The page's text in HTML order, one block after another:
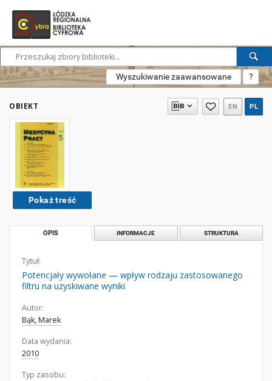
Wyszukiwanie zaawansowane ?
OBIEKT EN PL
Pokaż treść
OPIS INFORMACJE STRUKTURA
Tytuł:
Potencjały wywołane — wpływ rodzaju zastosowanego
filtru na uzyskiwane wyniki
Autor:
Bąk, Marek
Data wydania:
2010
Typ zasobu: